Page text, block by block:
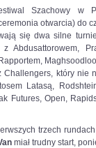
Szachowy w
otwarcia) do
się dwa silne
z Abdusattorowem,
Challengers, który nie
Latasą,
Futures, Open,
trzech
miał trudny start,